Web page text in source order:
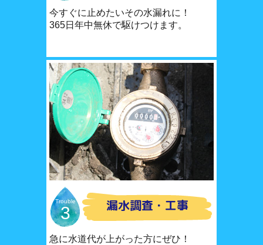
今すぐに止めたいその水漏れに！
365日年中無休で駆けつけます。
Trouble
3 漏水調査・工事
急に水道代が上がった方にぜひ！